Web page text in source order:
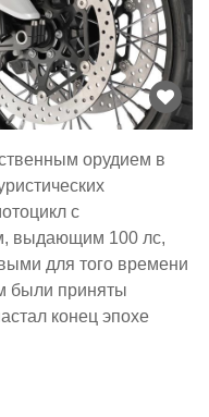
орудием в
с
выдающим 100 лс,
для того времени
были приняты
конец эпохе